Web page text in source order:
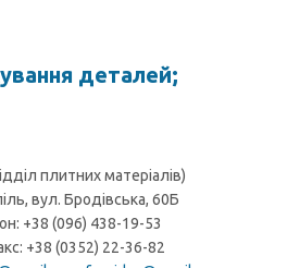
деталей;
плитних матеріалів)
вул. Бродівська, 60Б
+38 (096) 438-19-53
+38 (0352) 22-36-82